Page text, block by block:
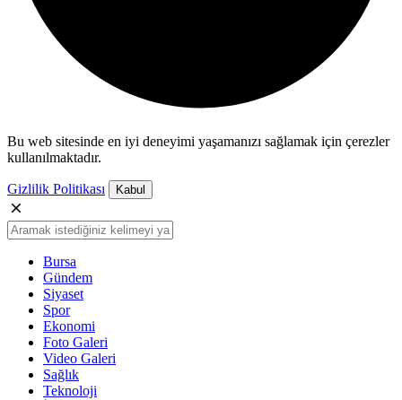
Bu web sitesinde en iyi deneyimi yaşamanızı sağlamak için çerezler
kullanılmaktadır.
Gizlilik Politikası Kabul
Bursa
Gündem
Siyaset
Spor
Ekonomi
Foto Galeri
Video Galeri
Sağlık
Teknoloji